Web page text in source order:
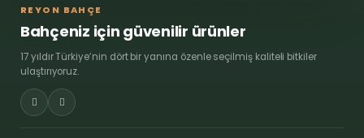
REYON BAHÇE
Bahçeniz için güvenilir ürünler
17 yıldır Türkiye’nin dört bir yanına özenle seçilmiş kaliteli bitkiler
ulaştırıyoruz.